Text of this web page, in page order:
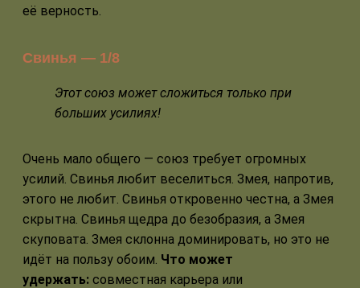
её верность.
Свинья — 1/8
Этот союз может сложиться только при
больших усилиях!
Очень мало общего — союз требует огромных
усилий. Свинья любит веселиться. Змея, напротив,
этого не любит. Свинья откровенно честна, а Змея
скрытна. Свинья щедра до безобразия, а Змея
скуповата. Змея склонна доминировать, но это не
идёт на пользу обоим. Что может
удержать: совместная карьера или